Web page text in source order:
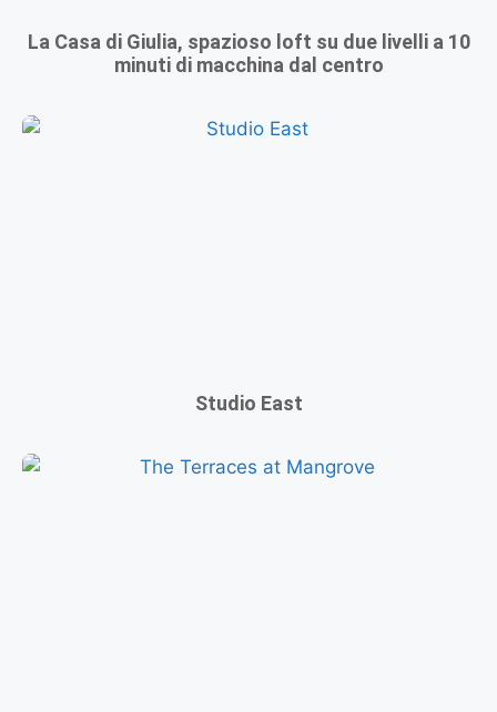
La Casa di Giulia, spazioso loft su due livelli a 10
minuti di macchina dal centro
Studio East